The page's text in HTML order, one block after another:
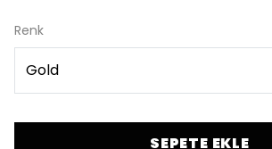
Renk
SEPETE EKLE